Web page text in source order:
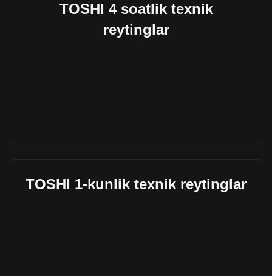
TOSHI 4 soatlik texnik
reytinglar
TOSHI 1-kunlik texnik reytinglar